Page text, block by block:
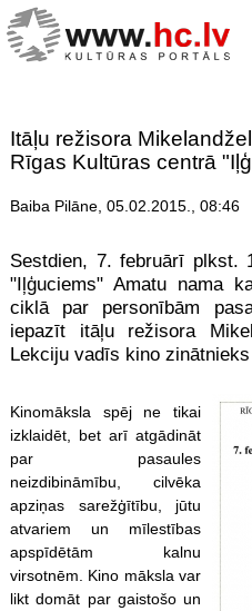
Itāļu režisora
Rīgas Kultūras centrā
Baiba Pilāne, 05.02.2015., 08:46
Sestdien, 7. februārī plkst.
"Iļģuciems" Amatu nama
ciklā par personībām
iepazīt itāļu režisora
Lekciju vadīs kino
Kinomāksla spēj ne tikai
izklaidēt, bet arī atgādināt
par pasaules
neizdibināmību, cilvēka
apziņas sarežģītību, jūtu
atvariem un mīlestības
apspīdētām kalnu
virsotnēm. Kino māksla var
likt domāt par gaistošo un